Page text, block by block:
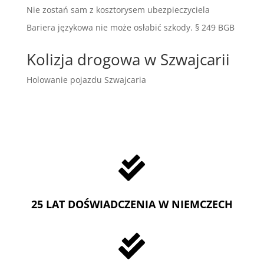
Nie zostań sam z kosztorysem ubezpieczyciela
Bariera językowa nie może osłabić szkody. § 249 BGB
Kolizja drogowa w Szwajcarii
Holowanie pojazdu Szwajcaria

25 LAT DOŚWIADCZENIA W NIEMCZECH
